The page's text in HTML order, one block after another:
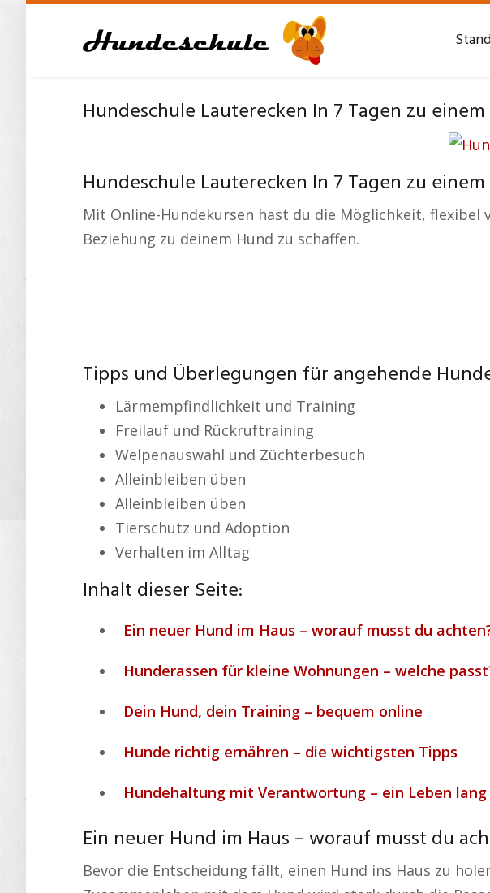
Hundeschule Lauterecken In 7 Tagen zu
Hundeschule Lauterecken In 7 Tagen zu
Mit Online-Hundekursen hast du die Möglichkeit, flexibel
Beziehung zu deinem Hund zu schaffen.
Tipps und Überlegungen für angehende
Lärmempfindlichkeit und Training
Freilauf und Rückruftraining
Welpenauswahl und Züchterbesuch
Alleinbleiben üben
Alleinbleiben üben
Tierschutz und Adoption
Verhalten im Alltag
Inhalt dieser Seite:
Ein neuer Hund im Haus – worauf musst du
Hunderassen für kleine Wohnungen – welche
Dein Hund, dein Training – bequem online
Hunde richtig ernähren – die wichtigsten Tipps
Hundehaltung mit Verantwortung – ein Leben lang
Ein neuer Hund im Haus – worauf musst du
Bevor die Entscheidung fällt, einen Hund ins Haus zu